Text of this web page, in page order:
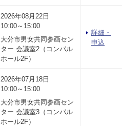
2026年08月22日
10:00～15:00
大分市男女共同参画セン
ター 会議室2（コンパル
ホール2F）
詳細・
申込
2026年07月18日
10:00～15:00
大分市男女共同参画セン
ター 会議室3（コンパル
ホール2F）